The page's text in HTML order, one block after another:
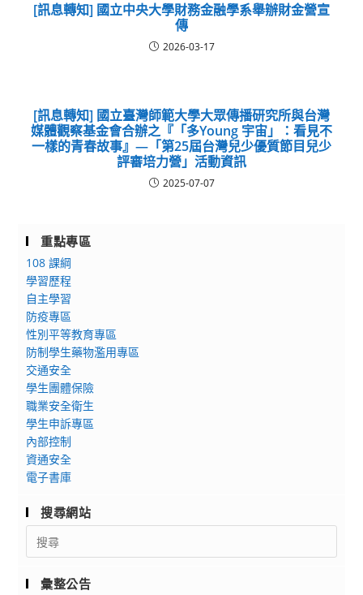
[訊息轉知] 國立中央大學財務金融學系舉辦財金營宣
傳
2026-03-17
[訊息轉知] 國立臺灣師範大學大眾傳播研究所與台灣
媒體觀察基金會合辦之『「多Young 宇宙」：看見不
一樣的青春故事』—「第25屆台灣兒少優質節目兒少
評審培力營」活動資訊
2025-07-07
重點專區
108 課綱
學習歷程
自主學習
防疫專區
性別平等教育專區
防制學生藥物濫用專區
交通安全
學生團體保險
職業安全衛生
學生申訴專區
內部控制
資通安全
電子書庫
搜尋網站
Search
for:
彙整公告